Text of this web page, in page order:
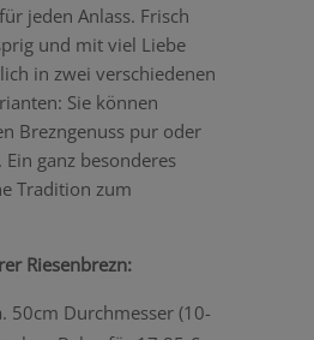
jeden Anlass. Frisch
und mit viel Liebe
in zwei verschiedenen
Sie können
Brezngenuss pur oder
ganz besonderes
Tradition zum
Riesenbrezn:
50cm Durchmesser (10-